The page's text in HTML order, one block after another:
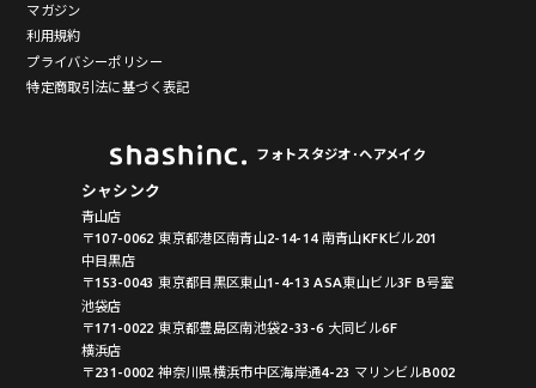
マガジン
利用規約
プライバシーポリシー
特定商取引法に基づく表記
フォトスタジオ･ヘアメイク
シャシンク
青山店
〒107-0062 東京都港区南青山2-14-14 南青山KFKビル201
中目黒店
〒153-0043 東京都目黒区東山1-4-13 ASA東山ビル3F B号室
池袋店
〒171-0022 東京都豊島区南池袋2-33-6 大同ビル6F
横浜店
〒231-0002 神奈川県横浜市中区海岸通4-23 マリンビルB002